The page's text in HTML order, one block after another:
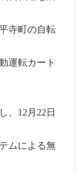
寺町の自転
運転カート
12月22日
ムによる無